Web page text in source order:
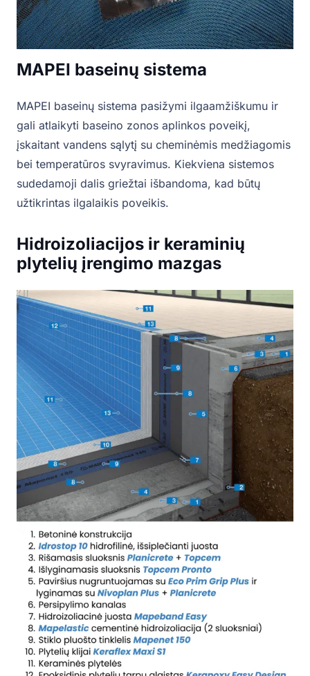
MAPEI baseinų sistema
MAPEI baseinų sistema pasižymi ilgaamžiškumu ir
gali atlaikyti baseino zonos aplinkos poveikį,
įskaitant vandens sąlytį su cheminėmis medžiagomis
bei temperatūros svyravimus. Kiekviena sistemos
sudedamoji dalis griežtai išbandoma, kad būtų
užtikrintas ilgalaikis poveikis.
Hidroizoliacijos ir keraminių
plytelių įrengimo mazgas